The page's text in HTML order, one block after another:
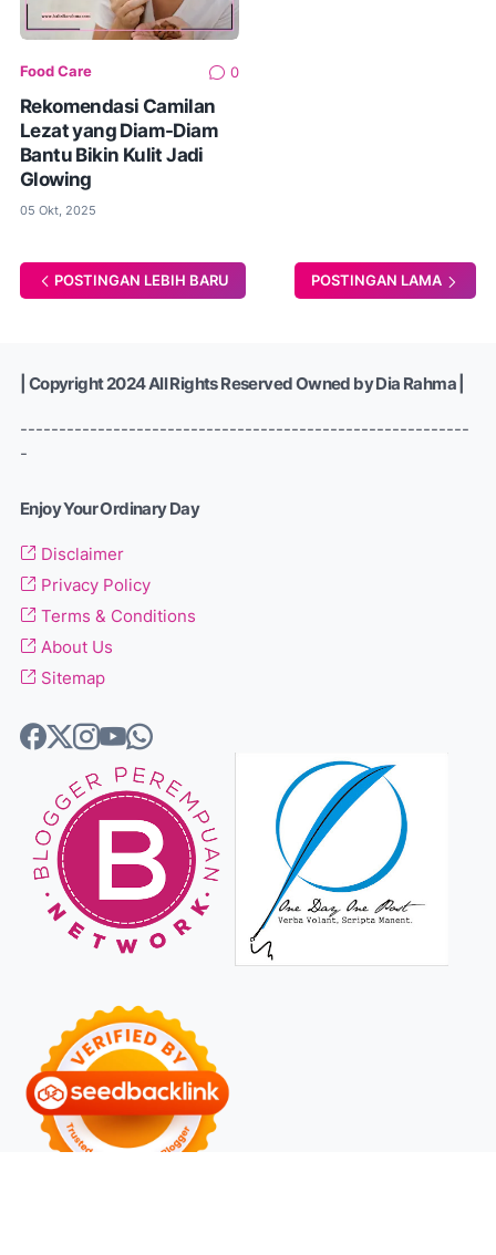
Food Care 0
Rekomendasi Camilan
Lezat yang Diam-Diam
Bantu Bikin Kulit Jadi
Glowing
05 Okt, 2025
POSTINGAN LEBIH BARU POSTINGAN LAMA
| Copyright 2024 All Rights Reserved Owned by Dia Rahma |
----------------------------------------------------------
-
Enjoy Your Ordinary Day
Disclaimer
Privacy Policy
Terms & Conditions
About Us
Sitemap